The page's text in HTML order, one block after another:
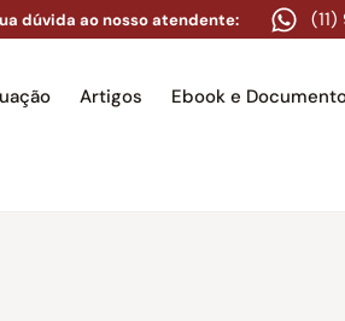
dúvida ao nosso atendente:
Artigos Ebook e